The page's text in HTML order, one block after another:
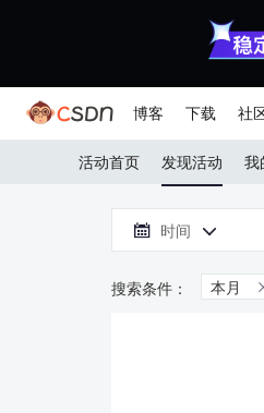
博客 下载 社
活动首页 发现活动 我
 时间 
本月